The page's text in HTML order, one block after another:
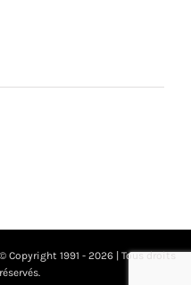
© Copyright 1991 - 2026 | Tous droits
réservés.